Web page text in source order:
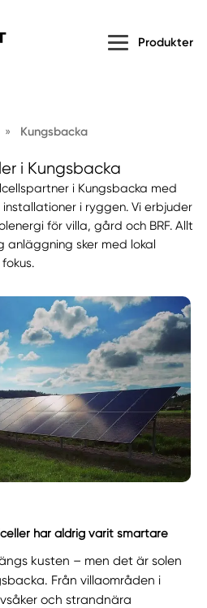
Produkter
» Kungsbacka
i Kungsbacka
i Kungsbacka med
i ryggen. Vi erbjuder
för villa, gård och BRF. Allt
sker med lokal
har aldrig varit smartare
kusten – men det är solen
Från villaområden i
och strandnära